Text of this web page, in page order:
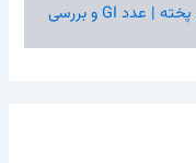
شاخص گلیسمی نان جو دوسر پخته | عدد GI و بررسی